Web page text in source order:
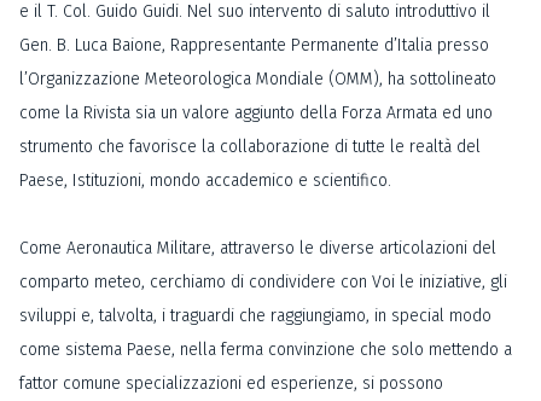
e il T. Col. Guido Guidi. Nel suo intervento di saluto introduttivo il
Gen. B. Luca Baione, Rappresentante Permanente d’Italia presso
l’Organizzazione Meteorologica Mondiale (OMM), ha sottolineato
come la Rivista sia un valore aggiunto della Forza Armata ed uno
strumento che favorisce la collaborazione di tutte le realtà del
Paese, Istituzioni, mondo accademico e scientifico.
Come Aeronautica Militare, attraverso le diverse articolazioni del
comparto meteo, cerchiamo di condividere con Voi le iniziative, gli
sviluppi e, talvolta, i traguardi che raggiungiamo, in special modo
come sistema Paese, nella ferma convinzione che solo mettendo a
fattor comune specializzazioni ed esperienze, si possono